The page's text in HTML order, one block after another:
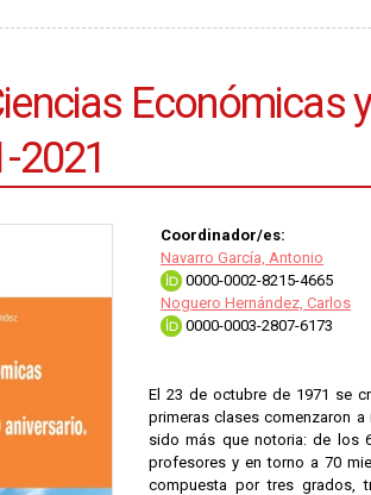
Económicas
2021
Coordinador/es:
Navarro García, Antonio
0000-0002-8215-4665
Noguero Hernández, Carlos
0000-0003-2807-6173
El 23 de octubre de 1971 se
primeras clases comenzaron
sido más que notoria: de los
profesores y en torno a 70
compuesta por tres grados,